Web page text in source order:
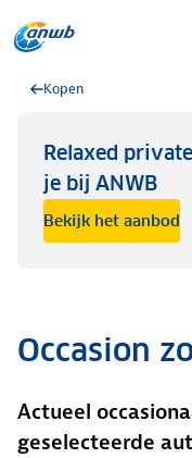
Kopen
Relaxed
je bij ANWB
Bekijk het aanbod
Occasion
Actueel
geselecteerde